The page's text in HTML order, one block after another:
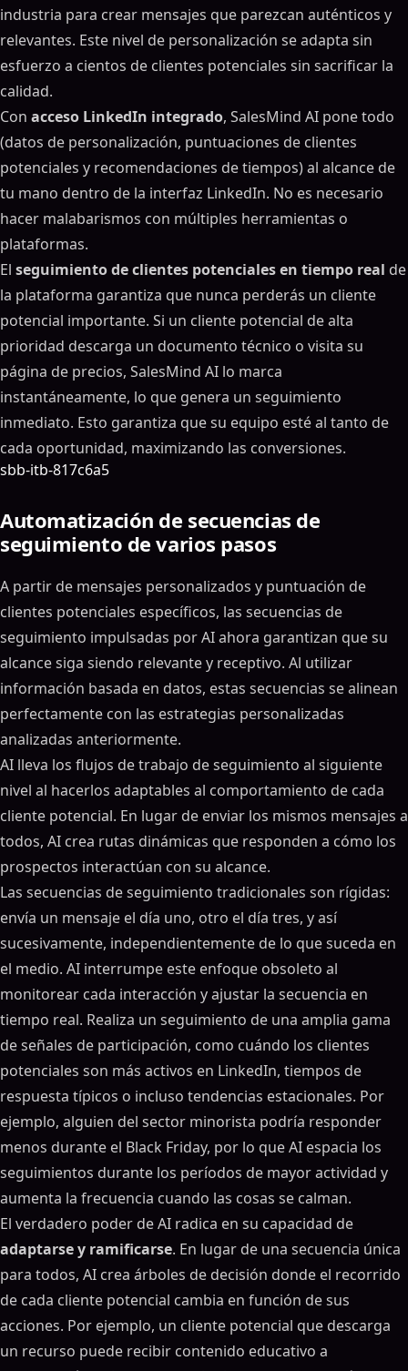
industria para crear mensajes que parezcan auténticos y
relevantes. Este nivel de personalización se adapta sin
esfuerzo a cientos de clientes potenciales sin sacrificar la
calidad.
Con acceso LinkedIn integrado, SalesMind AI pone todo
(datos de personalización, puntuaciones de clientes
potenciales y recomendaciones de tiempos) al alcance de
tu mano dentro de la interfaz LinkedIn. No es necesario
hacer malabarismos con múltiples herramientas o
plataformas.
El seguimiento de clientes potenciales en tiempo real de
la plataforma garantiza que nunca perderás un cliente
potencial importante. Si un cliente potencial de alta
prioridad descarga un documento técnico o visita su
página de precios, SalesMind AI lo marca
instantáneamente, lo que genera un seguimiento
inmediato. Esto garantiza que su equipo esté al tanto de
cada oportunidad, maximizando las conversiones.
sbb-itb-817c6a5
Automatización de secuencias de
seguimiento de varios pasos
A partir de mensajes personalizados y puntuación de
clientes potenciales específicos, las secuencias de
seguimiento impulsadas por AI ahora garantizan que su
alcance siga siendo relevante y receptivo. Al utilizar
información basada en datos, estas secuencias se alinean
perfectamente con las estrategias personalizadas
analizadas anteriormente.
AI lleva los flujos de trabajo de seguimiento al siguiente
nivel al hacerlos adaptables al comportamiento de cada
cliente potencial. En lugar de enviar los mismos mensajes a
todos, AI crea rutas dinámicas que responden a cómo los
prospectos interactúan con su alcance.
Las secuencias de seguimiento tradicionales son rígidas:
envía un mensaje el día uno, otro el día tres, y así
sucesivamente, independientemente de lo que suceda en
el medio. AI interrumpe este enfoque obsoleto al
monitorear cada interacción y ajustar la secuencia en
tiempo real. Realiza un seguimiento de una amplia gama
de señales de participación, como cuándo los clientes
potenciales son más activos en LinkedIn, tiempos de
respuesta típicos o incluso tendencias estacionales. Por
ejemplo, alguien del sector minorista podría responder
menos durante el Black Friday, por lo que AI espacia los
seguimientos durante los períodos de mayor actividad y
aumenta la frecuencia cuando las cosas se calman.
El verdadero poder de AI radica en su capacidad de
adaptarse y ramificarse. En lugar de una secuencia única
para todos, AI crea árboles de decisión donde el recorrido
de cada cliente potencial cambia en función de sus
acciones. Por ejemplo, un cliente potencial que descarga
un recurso puede recibir contenido educativo a